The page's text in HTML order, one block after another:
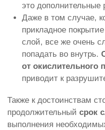
это дополнительные
Даже в том случае,
прикладное
слой, все же очень
попадать во внутрь.
от окислительного
приводит к
Также к достоинствам
продолжительный срок
выполнения